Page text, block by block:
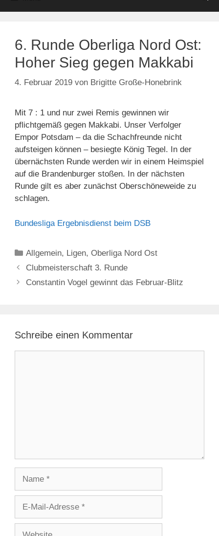
6. Runde Oberliga Nord Ost:
Hoher Sieg gegen Makkabi
4. Februar 2019 von Brigitte Große-Honebrink
Mit 7 : 1 und nur zwei Remis gewinnen wir
pflichtgemäß gegen Makkabi. Unser Verfolger
Empor Potsdam – da die Schachfreunde nicht
aufsteigen können – besiegte König Tegel. In der
übernächsten Runde werden wir in einem Heimspiel
auf die Brandenburger stoßen. In der nächsten
Runde gilt es aber zunächst Oberschöneweide zu
schlagen.
Bundesliga Ergebnisdienst beim DSB
Kategorien
Allgemein, Ligen,Oberliga Nord Ost
Clubmeisterschaft 3. Runde
Constantin Vogel gewinnt das Februar-Blitz
Schreibe einen Kommentar
Adresse